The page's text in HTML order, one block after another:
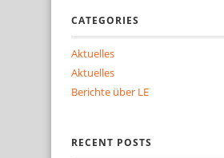
CATEGORIES
Aktuelles
Aktuelles
Berichte über LE
RECENT POSTS